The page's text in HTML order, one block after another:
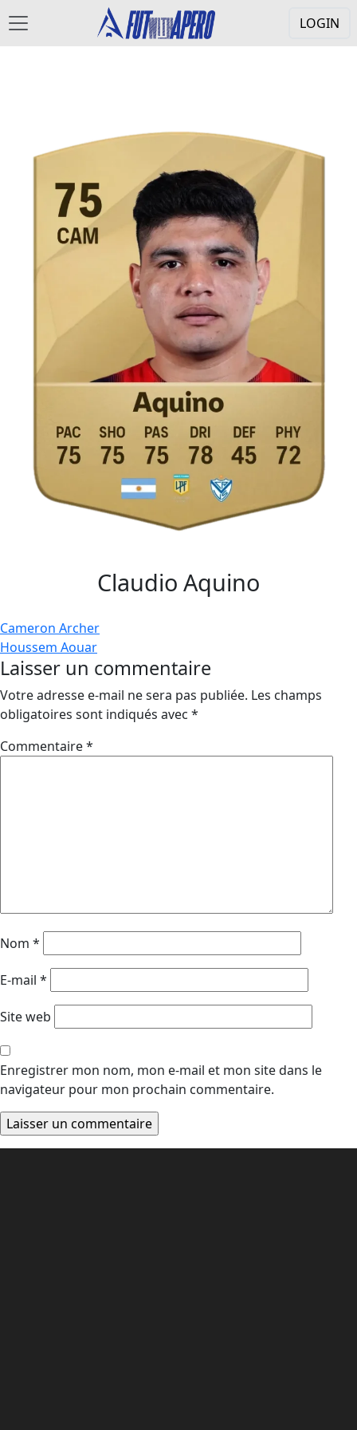
LOGIN
Claudio Aquino
Navigation
de
l’article
Cameron Archer
Houssem Aouar
Laisser un commentaire
Votre adresse e-mail ne sera pas publiée. Les champs
obligatoires sont indiqués avec *
Commentaire*
Nom *
E-mail *
Site web
Enregistrer mon nom, mon e-mail et mon site dans le
navigateur pour mon prochain commentaire.